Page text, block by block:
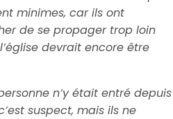
minimes, car ils ont
de se propager trop loin
devrait encore être
n’y était entré depuis
suspect, mais ils ne